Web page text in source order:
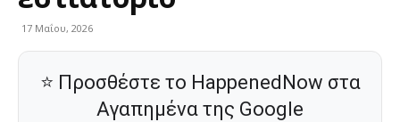
17 Μαΐου, 2026
⭐ Προσθέστε το HappenedNow στα
Αγαπημένα της Google